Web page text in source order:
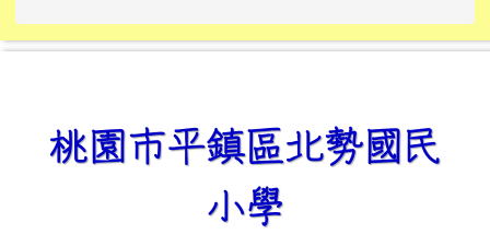
link to https://
link to https://10000.gov.tw/
link to https://
link to https://10000.gov.tw/
link to https://
link to https://
link to https://i.win.org.tw/
link to https://
link to https://
link to https://
link to https://
桃園市平鎮區北勢國民
小學